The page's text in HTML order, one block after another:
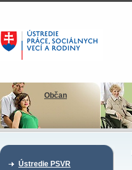
Občan
Ústredie PSVR